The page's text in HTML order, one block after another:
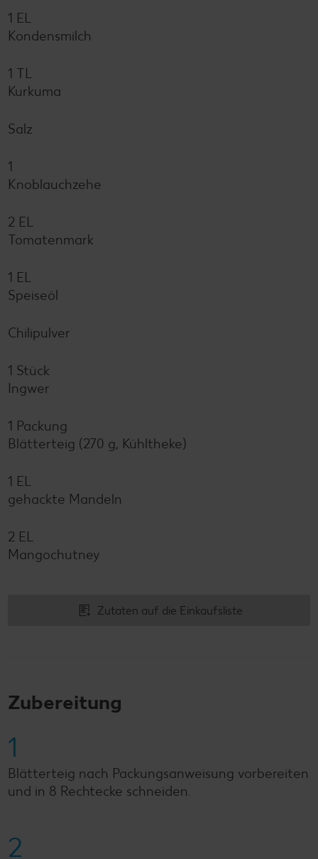
1 EL
Kondensmilch
1 TL
Kurkuma
Salz
1
Knoblauchzehe
2 EL
Tomatenmark
1 EL
Speiseöl
Chilipulver
1 Stück
Ingwer
1 Packung
Blätterteig (270 g, Kühltheke)
1 EL
gehackte Mandeln
2 EL
Mangochutney
Zutaten auf die Einkaufsliste
Zubereitung
1
Blätterteig nach Packungsanweisung vorbereiten
und in 8 Rechtecke schneiden.
2